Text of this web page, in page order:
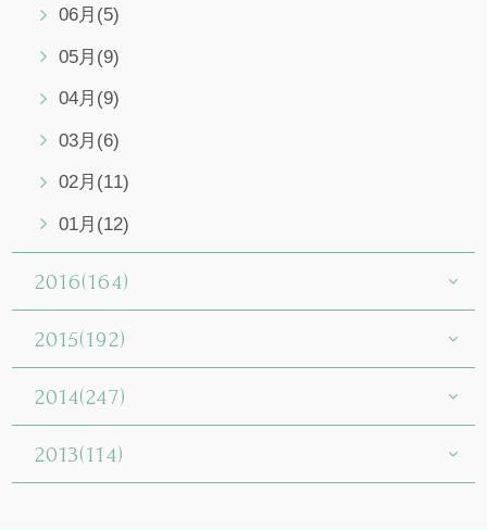
06月(5)
05月(9)
04月(9)
03月(6)
02月(11)
01月(12)
2016(164)
2015(192)
2014(247)
2013(114)